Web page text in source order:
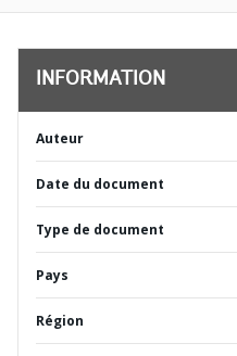
INFORMATION
Auteur
Date du document
Type de document
Pays
Région